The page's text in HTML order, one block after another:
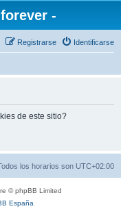
forever -
Identificarse
Registrarse
de este sitio?
los horarios son UTC+02:00
© phpBB Limited
España